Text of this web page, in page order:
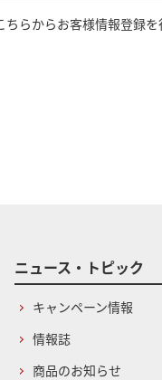
ちらからお客様情報登録
ニュース・トピック
キャンペーン情報
情報誌
商品のお知らせ